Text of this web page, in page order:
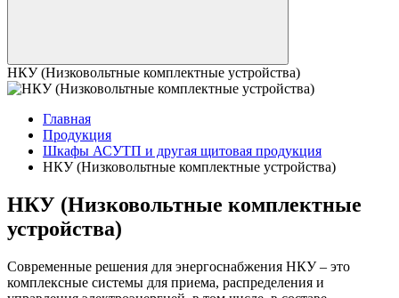
НКУ (Низковольтные комплектные устройства)
Главная
Продукция
Шкафы АСУТП и другая щитовая продукция
НКУ (Низковольтные комплектные устройства)
НКУ (Низковольтные комплектные
устройства)
Современные решения для энергоснабжения НКУ – это
комплексные системы для приема, распределения и